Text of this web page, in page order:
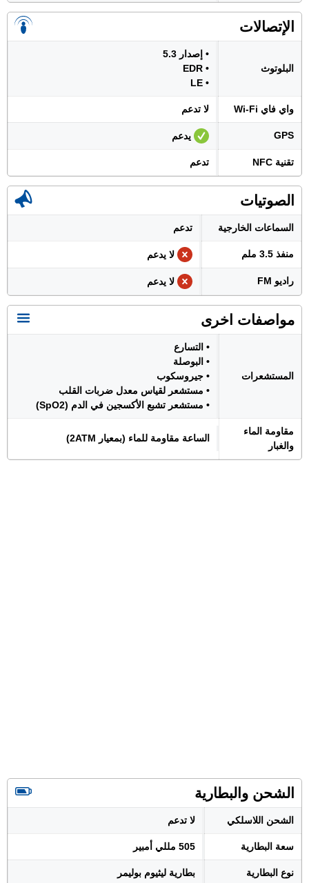
الإتصالات
البلوتوث
• إصدار 5.3
• EDR
• LE
واي فاي Wi-Fi لا تدعم
GPS يدعم
تقنية NFC تدعم
الصوتيات
السماعات الخارجية تدعم
منفذ 3.5 ملم لا يدعم
راديو FM لا يدعم
مواصفات اخرى
المستشعرات
• التسارع
• البوصلة
• جيروسكوب
• مستشعر لقياس معدل ضربات القلب
• مستشعر تشبع الأكسجين في الدم (SpO2)
مقاومة الماء
والغبار
الساعة مقاومة للماء (بمعيار 2ATM)
الشحن والبطارية
الشحن اللاسلكي لا تدعم
سعة البطارية 505 مللي أمبير
نوع البطارية بطارية ليثيوم بوليمر